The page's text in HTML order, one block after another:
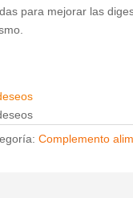
para mejorar las
Complemento